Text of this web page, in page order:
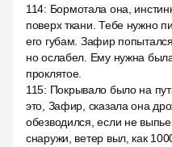
114: Бормотала она,
поверх ткани. Тебе нужно
его губам. Зафир
но ослабел. Ему нужна
проклятое.
115: Покрывало было на
это, Зафир, сказала она
обезводился, если не
снаружи, ветер выл, как